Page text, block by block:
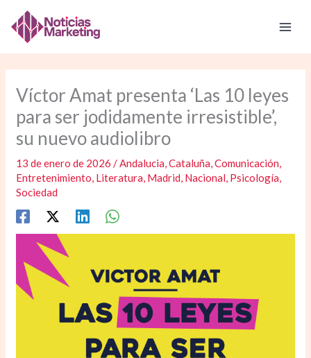
contenido
Víctor Amat presenta ‘Las 10 leyes
para ser jodidamente irresistible’,
su nuevo audiolibro
13 de enero de 2026/Andalucia,Cataluña,Comunicación,
Entretenimiento, Literatura, Madrid, Nacional, Psicología,
Sociedad